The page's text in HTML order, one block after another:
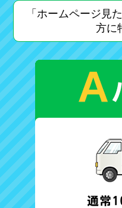
「ホームページ見
方に